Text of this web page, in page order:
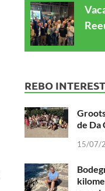
REBO INTEREST
de Da
15/07/